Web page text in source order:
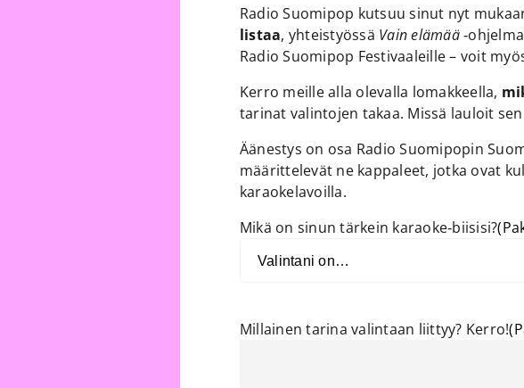
Radio Suomipop kutsuu sinut nyt
listaa, yhteistyössä Vain elämää
Radio Suomipop Festivaaleille – voit
Kerro meille alla olevalla lomakkeella,
tarinat valintojen takaa. Missä lauloit
Äänestys on osa Radio Suomipopin
määrittelevät ne kappaleet, jotka ovat
karaokelavoilla.
Mikä on sinun tärkein karaoke‑biisisi?
Millainen tarina valintaan liittyy? Kerro!